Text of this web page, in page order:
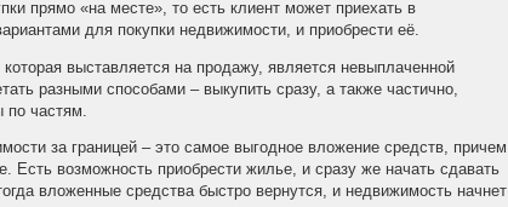
прямо «на месте», то есть клиент может приехать в
для покупки недвижимости, и приобрести её.
выставляется на продажу, является невыплаченной
разными способами – выкупить сразу, а также частично,
частям.
за границей – это самое выгодное вложение средств, причем
Есть возможность приобрести жилье, и сразу же начать сдавать
вложенные средства быстро вернутся, и недвижимость начнет